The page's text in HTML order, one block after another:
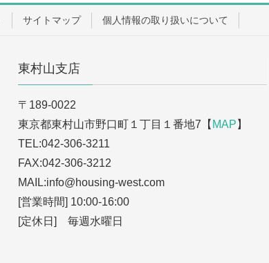
サイトマップ 個人情報の取り扱いについて
東村山支店
〒189-0022
東京都東村山市野口町１丁目１番地7【 MAP 】
TEL:042-306-3211
FAX:042-306-3212
MAIL:info@housing-west.com
[営業時間] 10:00-16:00
[定休日] 毎週水曜日